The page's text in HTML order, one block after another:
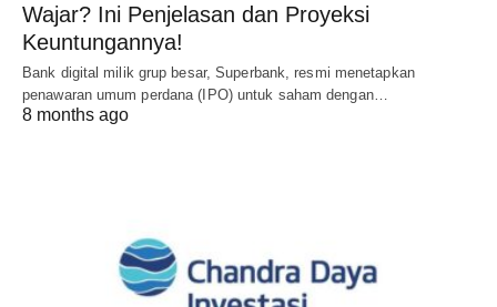
Wajar? Ini Penjelasan dan Proyeksi
Keuntungannya!
Bank digital milik grup besar, Superbank, resmi menetapkan
penawaran umum perdana (IPO) untuk saham dengan…
8 months ago